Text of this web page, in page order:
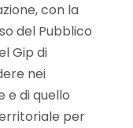
con la
del Pubblico
Gip di
nei
e di quello
per